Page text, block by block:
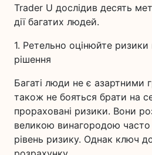
Trader U дослідив десять
дії багатих людей.
1. Ретельно оцінюйте
рішення
Багаті люди не є азартними
також не бояться брати на
прораховані ризики. Вони
великою винагородою
рівень ризику. Однак ключ